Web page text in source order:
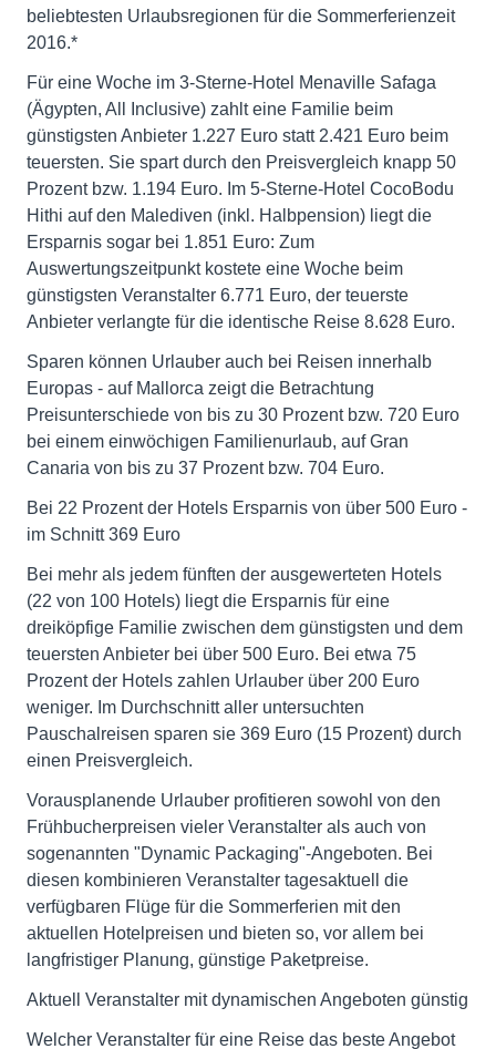
beliebtesten Urlaubsregionen für die Sommerferienzeit
2016.*
Für eine Woche im 3-Sterne-Hotel Menaville Safaga
(Ägypten, All Inclusive) zahlt eine Familie beim
günstigsten Anbieter 1.227 Euro statt 2.421 Euro beim
teuersten. Sie spart durch den Preisvergleich knapp 50
Prozent bzw. 1.194 Euro. Im 5-Sterne-Hotel CocoBodu
Hithi auf den Malediven (inkl. Halbpension) liegt die
Ersparnis sogar bei 1.851 Euro: Zum
Auswertungszeitpunkt kostete eine Woche beim
günstigsten Veranstalter 6.771 Euro, der teuerste
Anbieter verlangte für die identische Reise 8.628 Euro.
Sparen können Urlauber auch bei Reisen innerhalb
Europas - auf Mallorca zeigt die Betrachtung
Preisunterschiede von bis zu 30 Prozent bzw. 720 Euro
bei einem einwöchigen Familienurlaub, auf Gran
Canaria von bis zu 37 Prozent bzw. 704 Euro.
Bei 22 Prozent der Hotels Ersparnis von über 500 Euro -
im Schnitt 369 Euro
Bei mehr als jedem fünften der ausgewerteten Hotels
(22 von 100 Hotels) liegt die Ersparnis für eine
dreiköpfige Familie zwischen dem günstigsten und dem
teuersten Anbieter bei über 500 Euro. Bei etwa 75
Prozent der Hotels zahlen Urlauber über 200 Euro
weniger. Im Durchschnitt aller untersuchten
Pauschalreisen sparen sie 369 Euro (15 Prozent) durch
einen Preisvergleich.
Vorausplanende Urlauber profitieren sowohl von den
Frühbucherpreisen vieler Veranstalter als auch von
sogenannten "Dynamic Packaging"-Angeboten. Bei
diesen kombinieren Veranstalter tagesaktuell die
verfügbaren Flüge für die Sommerferien mit den
aktuellen Hotelpreisen und bieten so, vor allem bei
langfristiger Planung, günstige Paketpreise.
Aktuell Veranstalter mit dynamischen Angeboten günstig
Welcher Veranstalter für eine Reise das beste Angebot